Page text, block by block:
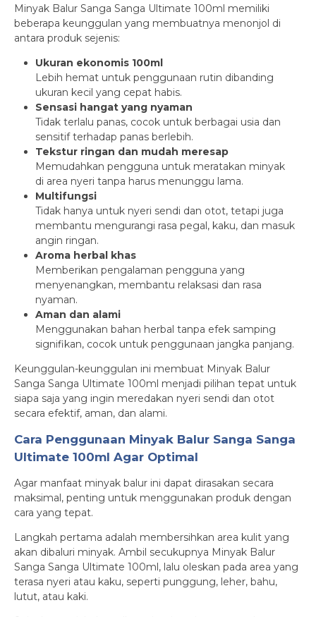
Minyak Balur Sanga Sanga Ultimate 100ml memiliki
beberapa keunggulan yang membuatnya menonjol di
antara produk sejenis:
Ukuran ekonomis 100ml
Lebih hemat untuk penggunaan rutin dibanding
ukuran kecil yang cepat habis.
Sensasi hangat yang nyaman
Tidak terlalu panas, cocok untuk berbagai usia dan
sensitif terhadap panas berlebih.
Tekstur ringan dan mudah meresap
Memudahkan pengguna untuk meratakan minyak
di area nyeri tanpa harus menunggu lama.
Multifungsi
Tidak hanya untuk nyeri sendi dan otot, tetapi juga
membantu mengurangi rasa pegal, kaku, dan masuk
angin ringan.
Aroma herbal khas
Memberikan pengalaman pengguna yang
menyenangkan, membantu relaksasi dan rasa
nyaman.
Aman dan alami
Menggunakan bahan herbal tanpa efek samping
signifikan, cocok untuk penggunaan jangka panjang.
Keunggulan-keunggulan ini membuat Minyak Balur
Sanga Sanga Ultimate 100ml menjadi pilihan tepat untuk
siapa saja yang ingin meredakan nyeri sendi dan otot
secara efektif, aman, dan alami.
Cara Penggunaan Minyak Balur Sanga Sanga
Ultimate 100ml Agar Optimal
Agar manfaat minyak balur ini dapat dirasakan secara
maksimal, penting untuk menggunakan produk dengan
cara yang tepat.
Langkah pertama adalah membersihkan area kulit yang
akan dibaluri minyak. Ambil secukupnya Minyak Balur
Sanga Sanga Ultimate 100ml, lalu oleskan pada area yang
terasa nyeri atau kaku, seperti punggung, leher, bahu,
lutut, atau kaki.